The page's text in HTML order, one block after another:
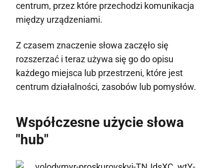
centrum, przez które przechodzi komunikacja
między urządzeniami.
Z czasem znaczenie słowa zaczęło się
rozszerzać i teraz używa się go do opisu
każdego miejsca lub przestrzeni, które jest
centrum działalności, zasobów lub pomysłów.
Współczesne użycie słowa
"hub"